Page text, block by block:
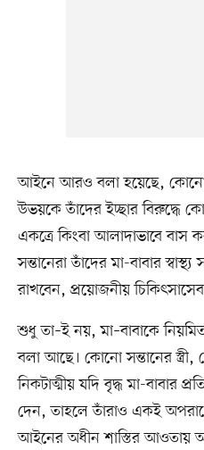
আইনে আরও বলা হয়েছে, কোনো
উভয়কে তাঁদের ইচ্ছার বিরুদ্ধে
একত্রে কিংবা আলাদাভাবে বাস
সন্তানেরা তাঁদের মা-বাবার
রাখবেন, প্রয়োজনীয়
শুধু তা–ই নয়, মা–বাবাকে
বলা আছে। কোনো সন্তানের
নিকটাত্মীয় যদি বৃদ্ধ মা-বাবার
দেন, তাহলে তাঁরাও একই
আইনের অধীন শাস্তির আওতায়